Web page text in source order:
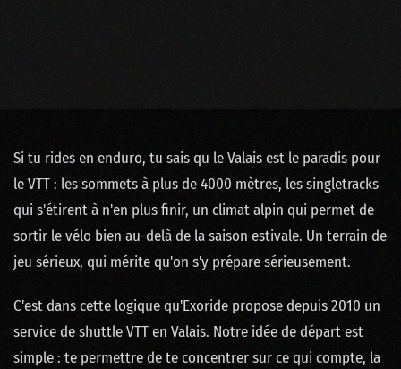
Si tu rides en enduro, tu sais qu le Valais est le paradis pour
le VTT : les sommets à plus de 4000 mètres, les singletracks
qui s'étirent à n'en plus finir, un climat alpin qui permet de
sortir le vélo bien au-delà de la saison estivale. Un terrain de
jeu sérieux, qui mérite qu'on s'y prépare sérieusement.
C'est dans cette logique qu'Exoride propose depuis 2010 un
service de shuttle VTT en Valais. Notre idée de départ est
simple : te permettre de te concentrer sur ce qui compte, la